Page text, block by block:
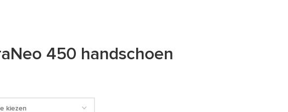
450 handschoen